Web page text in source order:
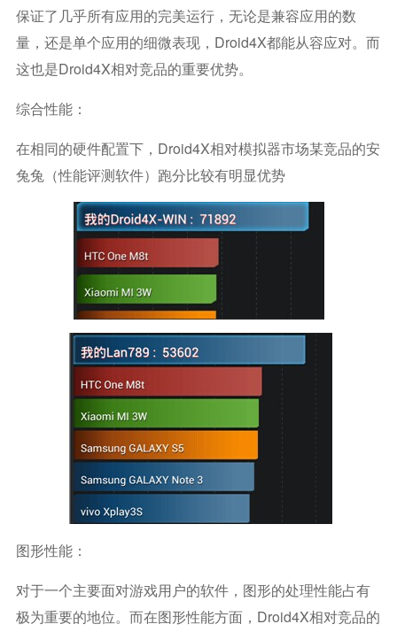
保证了几乎所有应用的完美运行，无论是兼容应用的数
量，还是单个应用的细微表现，Droid4X都能从容应对。而
这也是Droid4X相对竞品的重要优势。
综合性能：
在相同的硬件配置下，Droid4X相对模拟器市场某竞品的安
兔兔（性能评测软件）跑分比较有明显优势
图形性能：
对于一个主要面对游戏用户的软件，图形的处理性能占有
极为重要的地位。而在图形性能方面，Droid4X相对竞品的